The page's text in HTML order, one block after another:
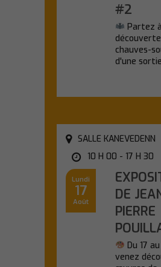
#2
Partez
chauves-
d'une
SALLE KANEVEDENN
10 H 00 - 17 H 30
Lundi
17
Août
DE
PIERRE
Du 17
venez